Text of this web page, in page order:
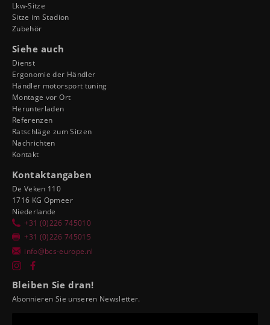
Lkw-Sitze
Sitze im Stadion
Zubehör
Siehe auch
Dienst
Ergonomie der Händler
Händler motorsport tuning
Montage vor Ort
Herunterladen
Referenzen
Ratschläge zum Sitzen
Nachrichten
Kontakt
Kontaktangaben
De Veken 110
1716 KG Opmeer
Niederlande
+31 (0)226 745010
+31 (0)226 745015
info@bcs-europe.nl
Bleiben Sie dran!
Abonnieren Sie unseren Newsletter.